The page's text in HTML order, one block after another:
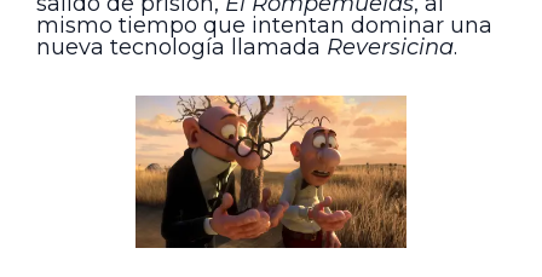
mismo tiempo que intentan dominar una
nueva tecnología llamada Reversicina.